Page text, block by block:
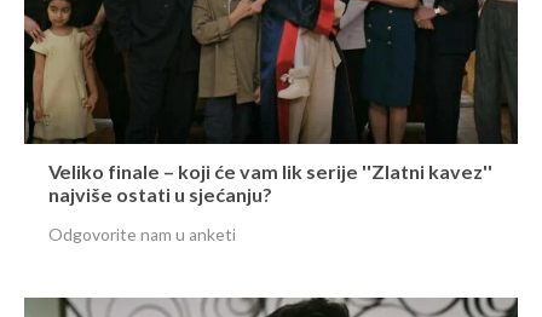
Veliko finale – koji će vam lik serije ''Zlatni kavez''
najviše ostati u sjećanju?
Odgovorite nam u anketi